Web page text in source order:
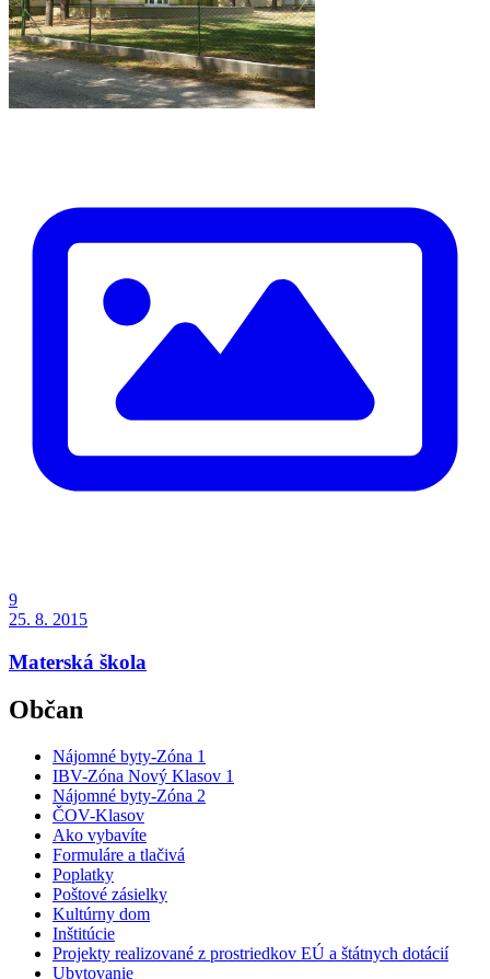
9
25. 8. 2015
Materská škola
Občan
Nájomné byty-Zóna 1
IBV-Zóna Nový Klasov 1
Nájomné byty-Zóna 2
ČOV-Klasov
Ako vybavíte
Formuláre a tlačivá
Poplatky
Poštové zásielky
Kultúrny dom
Inštitúcie
Projekty realizované z prostriedkov EÚ a štátnych dotácií
Ubytovanie